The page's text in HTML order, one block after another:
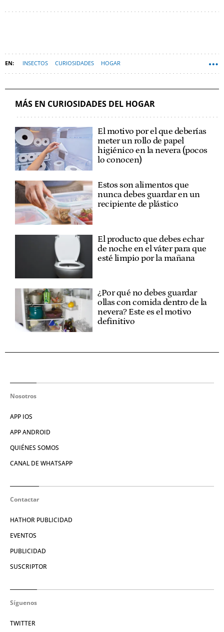
INSECTOS CURIOSIDADES HOGAR
MÁS EN CURIOSIDADES DEL HOGAR
El motivo por el que deberías
meter un rollo de papel
higiénico en la nevera (pocos
lo conocen)
Estos son alimentos que
nunca debes guardar en un
recipiente de plástico
El producto que debes echar
de noche en el váter para que
esté limpio por la mañana
¿Por qué no debes guardar
ollas con comida dentro de la
nevera? Este es el motivo
definitivo
Nosotros
APP IOS
APP ANDROID
QUIÉNES SOMOS
CANAL DE WHATSAPP
Contactar
HATHOR PUBLICIDAD
EVENTOS
PUBLICIDAD
SUSCRIPTOR
Síguenos
TWITTER